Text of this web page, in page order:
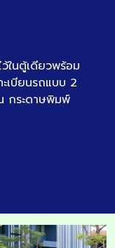
ในตู้เดียวพร้อม
เบียนรถแบบ 2
กระดาษพิมพ์